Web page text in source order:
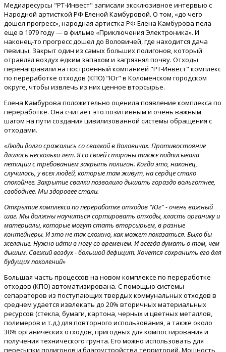
Медиаресурсы "РТ-Инвест" записали эксклюзивное интервью с
Народной артисткой РФ Еленой Камбуровой. О том, «до чего
дошел прогресс», народная артистка РФ Елена Камбурова пела
еще в 1979 году — в фильме «Приключения Электроника». И
наконец-то прогресс дошел до Воловичей, где находится дача
певицы. Закрыт один из самых больших полигонов, который
отравлял воздух едким запахом и загрязнял почву. Отходы
перенаправили на построенный компанией "РТ-Инвест" комплекс
по переработке отходов (КПО) "Юг" в Коломенском городском
округе, чтобы извлечь из них ценное вторсырье.
Елена Камбурова положительно оценила появление комплекса по
переработке. Она считает это позитивным и очень важным
шагом на пути создания цивилизованной системы обращения с
отходами.
«Люди долго сражались со свалкой в Воловичах. Противостояние
длилось несколько лет. Я со своей стороны также подписывала
петиции с требованием закрыть полигон. Когда это, наконец,
случилось, у всех людей, которые там живут, на сердце стало
спокойнее. Закрытие свалки позволило дышать гораздо вольготнее,
свободнее. Мы здоровее стали.
Открытие комплекса по переработке отходов "Юг" - очень важный
шаг. Мы должны научиться сортировать отходы, класть органику и
материалы, которые могут стать вторсырьем, в разные
контейнеры. И это не так сложно, как может показаться. Было бы
желание. Нужно идти в ногу со временем. И всегда думать о том, чем
дышим. Свежий воздух - большой дефицит. Хочется сохранить его для
будущих поколений»
Большая часть процессов на новом комплексе по переработке
отходов (КПО) автоматизирована. С помощью системы
сепараторов из поступающих твердых коммунальных отходов в
среднем удается извлекать до 20% вторичных материальных
ресурсов (стекла, бумаги, картона, черных и цветных металлов,
полимеров и т.д.) для повторного использования, а также около
30% органических отходов, пригодных для компостирования и
получения технического грунта. Его можно использовать для
пересыпки полигонов и благоустройства территорий. Мощность